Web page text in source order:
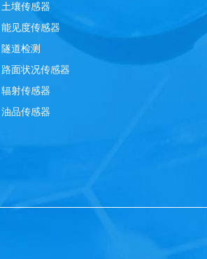
土壤传感器
能见度传感器
隧道检测
路面状况传感器
辐射传感器
油品传感器